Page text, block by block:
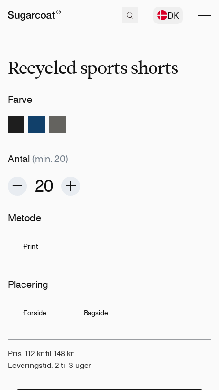
DK
Recycled sports shorts
Farve
Antal (min. 20)
Metode
Print
Placering
Forside Bagside
Pris: 112 kr til 148 kr
Leveringstid: 2 til 3 uger